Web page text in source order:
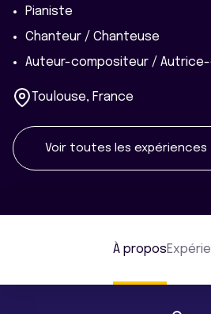
Pianiste
Chanteur / Chanteuse
Auteur-compositeur /
Toulouse, France
Voir toutes les expériences
À propos